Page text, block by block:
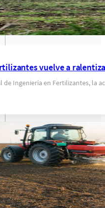
vuelve a
de Ingeniería en Fertilizantes,